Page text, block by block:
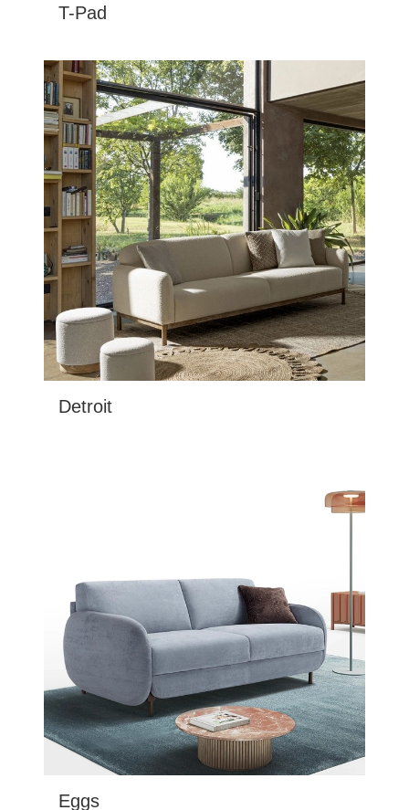
T-Pad
Detroit
Eggs